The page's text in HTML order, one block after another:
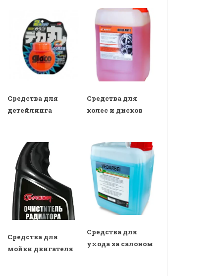
Средства для
детейлинга
Средства для
колес и дисков
Средства для
мойки двигателя
Средства для
ухода за салоном